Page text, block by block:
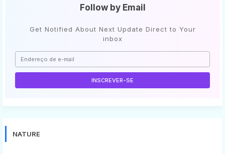
Follow by Email
Get Notified About Next Update Direct to Your
inbox
NATURE